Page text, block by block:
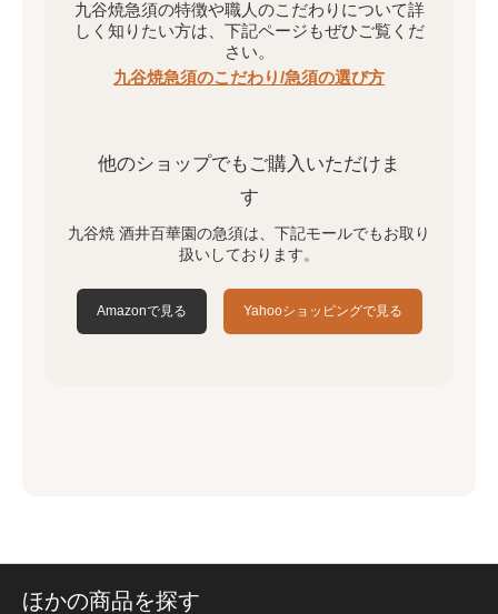
九谷焼急須の特徴や職人のこだわりについて詳
しく知りたい方は、下記ページもぜひご覧くだ
さい。
九谷焼急須のこだわり/急須の選び方
他のショップでもご購入いただけま
す
九谷焼 酒井百華園の急須は、下記モールでもお取り
扱いしております。
Amazonで見る Yahooショッピングで見る
ほかの商品を探す